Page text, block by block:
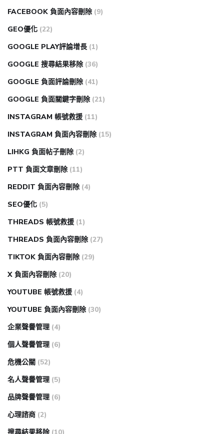
FACEBOOK 負面內容刪除 (9)
GEO優化 (22)
GOOGLE PLAY評論增長 (1)
GOOGLE 搜尋結果移除 (36)
GOOGLE 負面評論刪除 (41)
GOOGLE 負面關鍵字刪除 (21)
INSTAGRAM 帳號救援 (11)
INSTAGRAM 負面內容刪除 (15)
LIHKG 負面帖子刪除 (2)
PTT 負面文章刪除 (11)
REDDIT 負面內容刪除 (4)
SEO優化 (5)
THREADS 帳號救援 (1)
THREADS 負面內容刪除 (27)
TIKTOK 負面內容刪除 (29)
X 負面內容刪除 (20)
YOUTUBE 帳號救援 (4)
YOUTUBE 負面內容刪除 (30)
企業聲譽管理 (4)
個人聲譽管理 (6)
危機公關 (52)
名人聲譽管理 (5)
品牌聲譽管理 (6)
心理諮商 (2)